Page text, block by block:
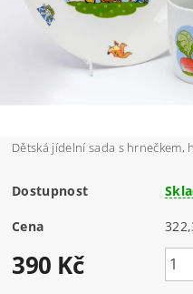
Dětská jídelní sada s hrnečkem,
Dostupnost
Cena
390 Kč